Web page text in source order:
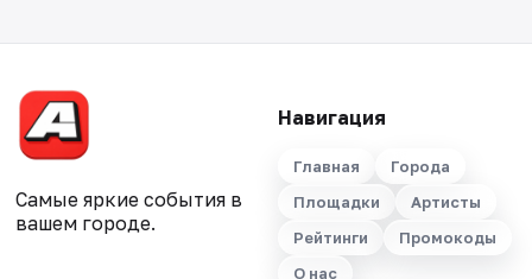
Самые яркие события в
вашем городе.
Навигация
Главная
Города
Площадки
Артисты
Рейтинги
Промокоды
О нас